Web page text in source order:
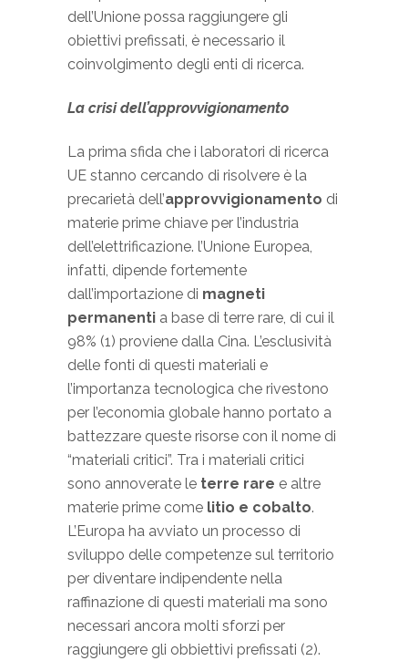
dell’Unione possa raggiungere gli
obiettivi prefissati, è necessario il
coinvolgimento degli enti di ricerca.
La crisi dell’approvvigionamento
La prima sfida che i laboratori di ricerca
UE stanno cercando di risolvere è la
precarietà dell’approvvigionamento di
materie prime chiave per l’industria
dell’elettrificazione. l’Unione Europea,
infatti, dipende fortemente
dall’importazione di magneti
permanenti a base di terre rare, di cui il
98% (1) proviene dalla Cina. L’esclusività
delle fonti di questi materiali e
l’importanza tecnologica che rivestono
per l’economia globale hanno portato a
battezzare queste risorse con il nome di
“materiali critici”. Tra i materiali critici
sono annoverate le terre rare e altre
materie prime come litio e cobalto.
L’Europa ha avviato un processo di
sviluppo delle competenze sul territorio
per diventare indipendente nella
raffinazione di questi materiali ma sono
necessari ancora molti sforzi per
raggiungere gli obbiettivi prefissati (2).